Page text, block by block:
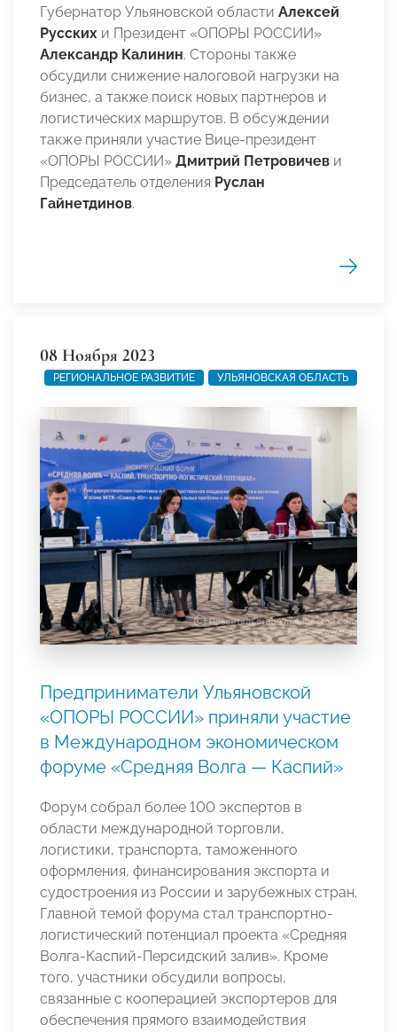
Губернатор Ульяновской области Алексей
Русских и Президент «ОПОРЫ РОССИИ»
Александр Калинин. Стороны также
обсудили снижение налоговой нагрузки на
бизнес, а также поиск новых партнеров и
логистических маршрутов. В обсуждении
также приняли участие Вице-президент
«ОПОРЫ РОССИИ» Дмитрий Петровичев и
Председатель отделения Руслан
Гайнетдинов.
08 Ноября 2023
РЕГИОНАЛЬНОЕ РАЗВИТИЕ УЛЬЯНОВСКАЯ ОБЛАСТЬ
Предприниматели Ульяновской
«ОПОРЫ РОССИИ» приняли участие
в Международном экономическом
форуме «Средняя Волга — Каспий»
Форум собрал более 100 экспертов в
области международной торговли,
логистики, транспорта, таможенного
оформления, финансирования экспорта и
судостроения из России и зарубежных стран.
Главной темой форума стал транспортно-
логистический потенциал проекта «Средняя
Волга-Каспий-Персидский залив». Кроме
того, участники обсудили вопросы,
связанные с кооперацией экспортеров для
обеспечения прямого взаимодействия